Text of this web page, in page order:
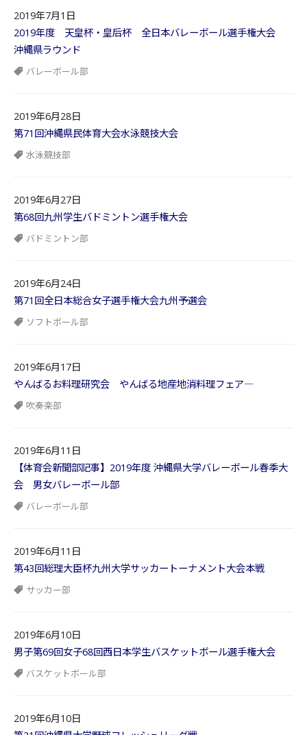
2019年7月1日
2019年度 天皇杯・皇后杯 全日本バレーボール選手権大会
沖縄県ラウンド
バレーボール部
2019年6月28日
第71回沖縄県民体育大会水泳競技大会
水泳競技部
2019年6月27日
第68回九州学生バドミントン選手権大会
バドミントン部
2019年6月24日
第71回全日本総合女子選手権大会九州予選会
ソフトボール部
2019年6月17日
やんばるお料理研究会 やんばる地産地消料理フェア―
吹奏楽部
2019年6月11日
【体育会新聞部記事】2019年度 沖縄県大学バレーボール春季大
会 男女バレーボール部
バレーボール部
2019年6月11日
第43回総理大臣杯九州大学サッカートーナメント大会本戦
サッカー部
2019年6月10日
男子第69回女子68回西日本学生バスケットボール選手権大会
バスケットボール部
2019年6月10日